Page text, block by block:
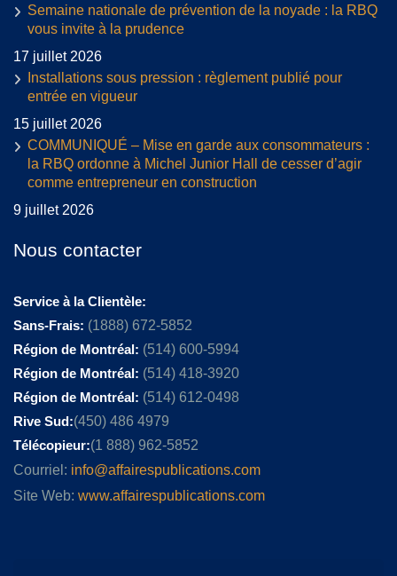
Semaine nationale de prévention de la noyade : la RBQ
vous invite à la prudence
17 juillet 2026
Installations sous pression : règlement publié pour
entrée en vigueur
15 juillet 2026
COMMUNIQUÉ – Mise en garde aux consommateurs :
la RBQ ordonne à Michel Junior Hall de cesser d’agir
comme entrepreneur en construction
9 juillet 2026
Nous contacter
Service à la Clientèle:
Sans-Frais: (1888) 672-5852
Région de Montréal: (514) 600-5994
Région de Montréal: (514) 418-3920
Région de Montréal: (514) 612-0498
Rive Sud:(450) 486 4979
Télécopieur:(1 888) 962-5852
Courriel: info@affairespublications.com
Site Web: www.affairespublications.com